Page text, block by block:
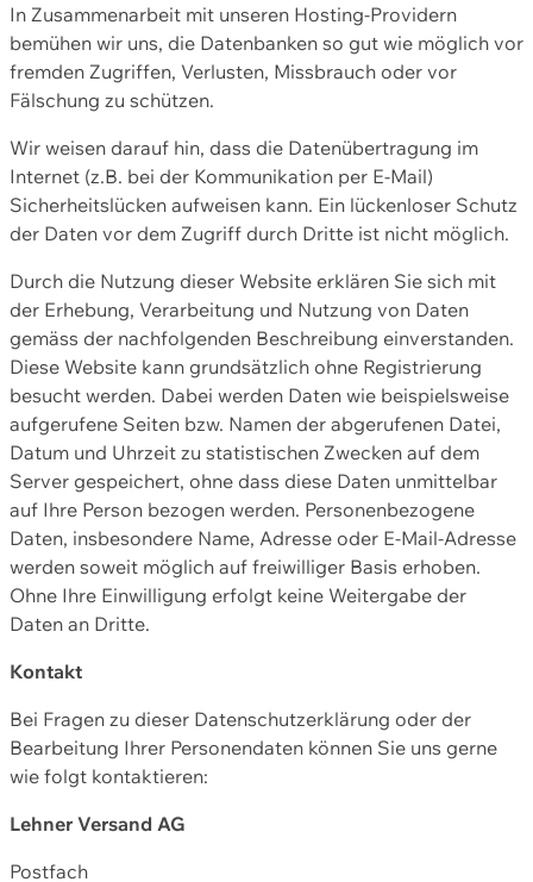
In Zusammenarbeit mit unseren Hosting-Providern
bemühen wir uns, die Datenbanken so gut wie möglich vor
fremden Zugriffen, Verlusten, Missbrauch oder vor
Fälschung zu schützen.
Wir weisen darauf hin, dass die Datenübertragung im
Internet (z.B. bei der Kommunikation per E-Mail)
Sicherheitslücken aufweisen kann. Ein lückenloser Schutz
der Daten vor dem Zugriff durch Dritte ist nicht möglich.
Durch die Nutzung dieser Website erklären Sie sich mit
der Erhebung, Verarbeitung und Nutzung von Daten
gemäss der nachfolgenden Beschreibung einverstanden.
Diese Website kann grundsätzlich ohne Registrierung
besucht werden. Dabei werden Daten wie beispielsweise
aufgerufene Seiten bzw. Namen der abgerufenen Datei,
Datum und Uhrzeit zu statistischen Zwecken auf dem
Server gespeichert, ohne dass diese Daten unmittelbar
auf Ihre Person bezogen werden. Personenbezogene
Daten, insbesondere Name, Adresse oder E-Mail-Adresse
werden soweit möglich auf freiwilliger Basis erhoben.
Ohne Ihre Einwilligung erfolgt keine Weitergabe der
Daten an Dritte.
Kontakt
Bei Fragen zu dieser Datenschutzerklärung oder der
Bearbeitung Ihrer Personendaten können Sie uns gerne
wie folgt kontaktieren:
Lehner Versand AG
Postfach